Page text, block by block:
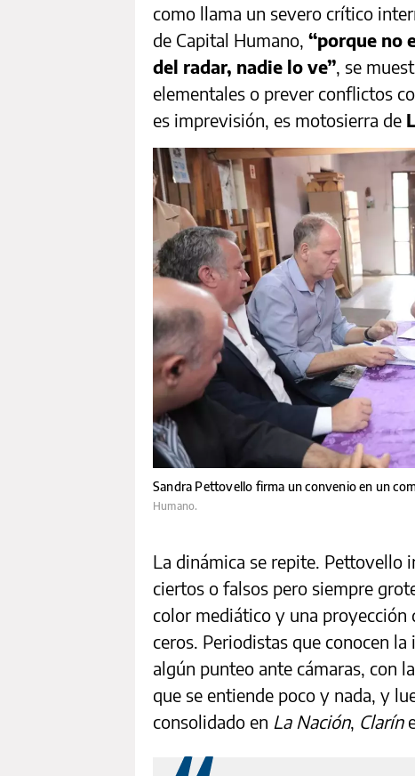
como llama un severo crítico
de Capital Humano, “porque no
del radar, nadie lo ve”, se
elementales o prever conflictos
es imprevisión, es motosierra de
Sandra Pettovello firma un convenio en un
Humano.
La dinámica se repite. Pettovello
ciertos o falsos pero siempre
color mediático y una
ceros. Periodistas que conocen
algún punteo ante cámaras, con
que se entiende poco y nada, y
consolidado en La Nación, Clarín